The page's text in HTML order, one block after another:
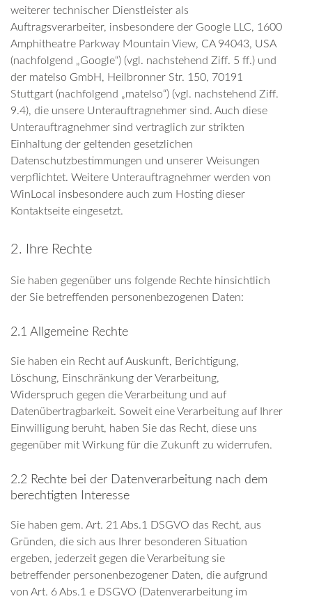
weiterer technischer Dienstleister als
Auftragsverarbeiter, insbesondere der Google LLC, 1600
Amphitheatre Parkway Mountain View, CA 94043, USA
(nachfolgend „Google“) (vgl. nachstehend Ziff. 5 ff.) und
der matelso GmbH, Heilbronner Str. 150, 70191
Stuttgart (nachfolgend „matelso“) (vgl. nachstehend Ziff.
9.4), die unsere Unterauftragnehmer sind. Auch diese
Unterauftragnehmer sind vertraglich zur strikten
Einhaltung der geltenden gesetzlichen
Datenschutzbestimmungen und unserer Weisungen
verpflichtet. Weitere Unterauftragnehmer werden von
WinLocal insbesondere auch zum Hosting dieser
Kontaktseite eingesetzt.
2. Ihre Rechte
Sie haben gegenüber uns folgende Rechte hinsichtlich
der Sie betreffenden personenbezogenen Daten:
2.1 Allgemeine Rechte
Sie haben ein Recht auf Auskunft, Berichtigung,
Löschung, Einschränkung der Verarbeitung,
Widerspruch gegen die Verarbeitung und auf
Datenübertragbarkeit. Soweit eine Verarbeitung auf Ihrer
Einwilligung beruht, haben Sie das Recht, diese uns
gegenüber mit Wirkung für die Zukunft zu widerrufen.
2.2 Rechte bei der Datenverarbeitung nach dem
berechtigten Interesse
Sie haben gem. Art. 21 Abs.1 DSGVO das Recht, aus
Gründen, die sich aus Ihrer besonderen Situation
ergeben, jederzeit gegen die Verarbeitung sie
betreffender personenbezogener Daten, die aufgrund
von Art. 6 Abs.1 e DSGVO (Datenverarbeitung im